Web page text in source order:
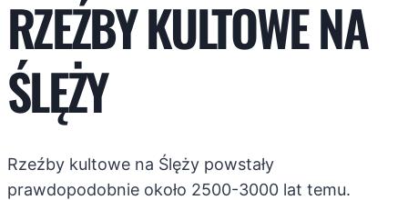
RZEŹBY KULTOWE NA
ŚLĘŻY
Rzeźby kultowe na Ślęży powstały
prawdopodobnie około 2500-3000 lat temu.